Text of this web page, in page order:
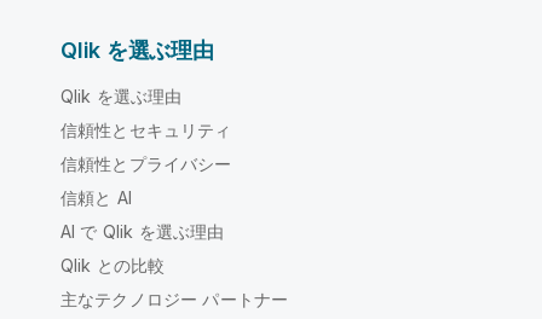
Qlik を選ぶ理由
Qlik を選ぶ理由
信頼性とセキュリティ
信頼性とプライバシー
信頼と AI
AI で Qlik を選ぶ理由
Qlik との比較
主なテクノロジー パートナー